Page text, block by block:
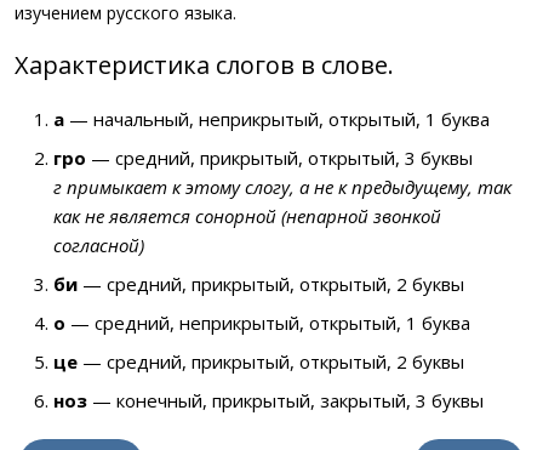
изучением русского языка.
Характеристика слогов в слове.
а — начальный, неприкрытый, открытый, 1 буква
гро — средний, прикрытый, открытый, 3 буквы
г примыкает к этому слогу, а не к предыдущему, так
как не является сонорной (непарной звонкой
согласной)
би — средний, прикрытый, открытый, 2 буквы
о — средний, неприкрытый, открытый, 1 буква
це — средний, прикрытый, открытый, 2 буквы
ноз — конечный, прикрытый, закрытый, 3 буквы